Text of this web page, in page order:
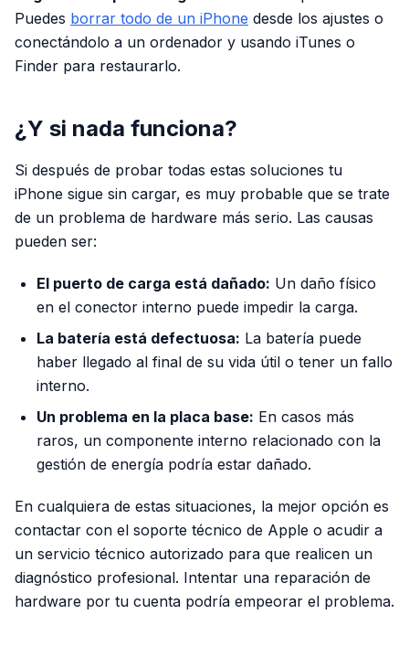
Puedes borrar todo de un iPhone desde los ajustes o
conectándolo a un ordenador y usando iTunes o
Finder para restaurarlo.
¿Y si nada funciona?
Si después de probar todas estas soluciones tu
iPhone sigue sin cargar, es muy probable que se trate
de un problema de hardware más serio. Las causas
pueden ser:
El puerto de carga está dañado: Un daño físico
en el conector interno puede impedir la carga.
La batería está defectuosa: La batería puede
haber llegado al final de su vida útil o tener un fallo
interno.
Un problema en la placa base: En casos más
raros, un componente interno relacionado con la
gestión de energía podría estar dañado.
En cualquiera de estas situaciones, la mejor opción es
contactar con el soporte técnico de Apple o acudir a
un servicio técnico autorizado para que realicen un
diagnóstico profesional. Intentar una reparación de
hardware por tu cuenta podría empeorar el problema.